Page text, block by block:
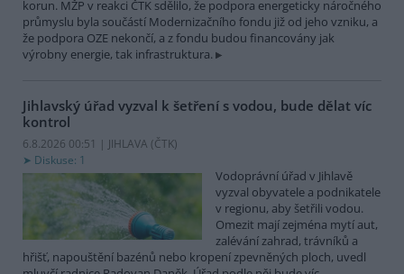
korun. MŽP v reakci ČTK sdělilo, že podpora energeticky náročného
průmyslu byla součástí Modernizačního fondu již od jeho vzniku, a
že podpora OZE nekončí, a z fondu budou financovány jak
výrobny energie, tak infrastruktura.
Jihlavský úřad vyzval k šetření s vodou, bude dělat víc
kontrol
6.8.2026 00:51 | JIHLAVA (ČTK)
Diskuse: 1
Vodoprávní úřad v Jihlavě
vyzval obyvatele a podnikatele
v regionu, aby šetřili vodou.
Omezit mají zejména mytí aut,
zalévání zahrad, trávníků a
hřišť, napouštění bazénů nebo kropení zpevněných ploch, uvedl